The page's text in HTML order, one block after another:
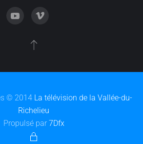
© 2014 La télévision de la Vallée-du-
Richelieu
Propulsé par 7Dfx